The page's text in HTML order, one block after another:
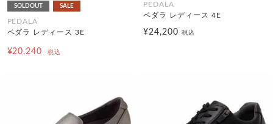
SOLDOUT SALE
PEDALA
ペダラ レディース 3E
¥20,240 税込
PEDALA
ペダラ レディース 4E
¥24,200 税込